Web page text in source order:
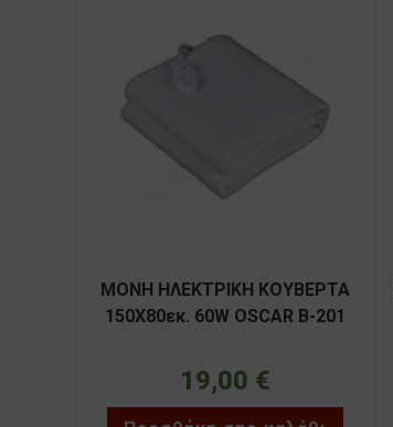
ΜΟΝΗ ΗΛΕΚΤΡΙΚΗ ΚΟΥΒΕΡΤΑ
150X80εκ. 60W OSCAR B-201
19,00 €